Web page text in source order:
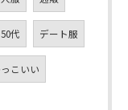
50代 デート服
こいい